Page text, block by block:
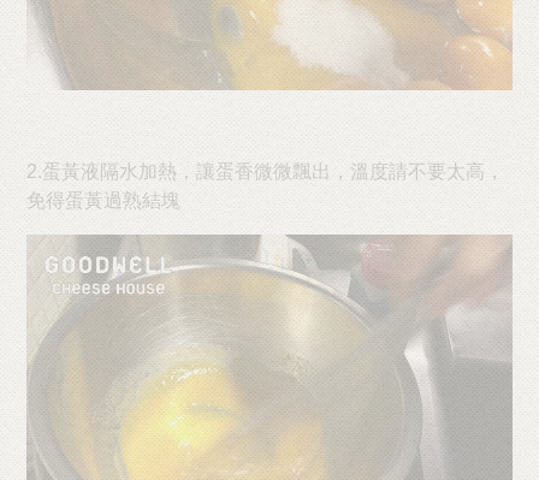
2.蛋黃液隔水加熱，讓蛋香微微飄出，溫度請不要太高，
免得蛋黃過熟結塊